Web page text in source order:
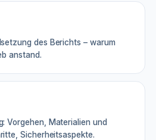
des Berichts – warum
anstand.
Vorgehen, Materialien und
Sicherheitsaspekte.